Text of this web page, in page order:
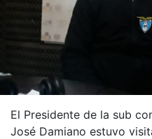
El Presidente de la sub
José Damiano estuvo